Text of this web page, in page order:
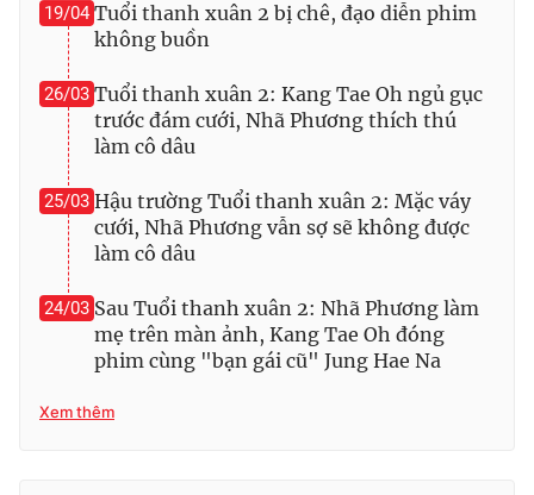
THỜI BÁO VTV
Theo dõi báo trên
Cơ quan chủ quản:Đài Truyền hình Việt Nam
Cơ quan báo chí:
Thời báo VTV
Giấy phép hoạt động báo in và báo điện tử số 483/GP-BTTTT
cấp ngày 29/12/2023
Phó Tổng Biên tập:
19/04 Tuổi thanh xuân 2 bị chê, đạo diễn phim
không buồn
26/03 Tuổi thanh xuân 2: Kang Tae Oh ngủ gục
trước đám cưới, Nhã Phương thích thú
làm cô dâu
25/03 Hậu trường Tuổi thanh xuân 2: Mặc váy
cưới, Nhã Phương vẫn sợ sẽ không được
làm cô dâu
24/03 Sau Tuổi thanh xuân 2: Nhã Phương làm
mẹ trên màn ảnh, Kang Tae Oh đóng
phim cùng "bạn gái cũ" Jung Hae Na
Xem thêm